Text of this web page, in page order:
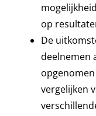
op
De
deelnemen
vergelijken